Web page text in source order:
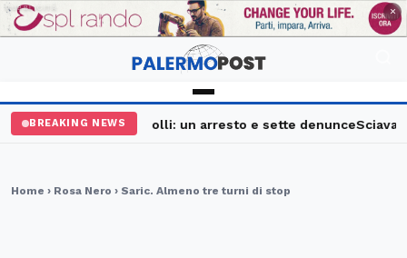
PUBBLICITÀ ×
BREAKING NEWS
maxi controlli: un arresto e sette denunceSciavata
Home › Rosa Nero › Saric. Almeno tre turni di stop